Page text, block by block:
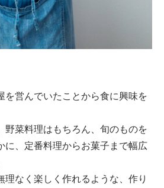
を営んでいたことから食に興味を
野菜料理はもちろん、旬のものを
に、定番料理からお菓子まで幅広
理なく楽しく作れるような、作り